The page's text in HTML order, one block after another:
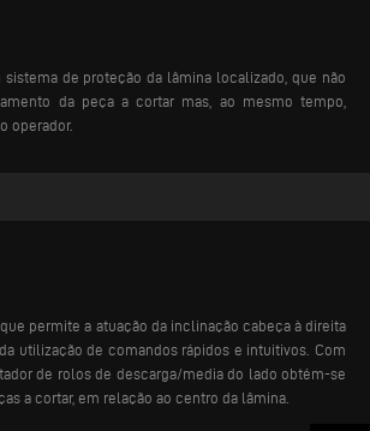
de proteção da lâmina localizado, que não
da peça a cortar mas, ao mesmo tempo,
operador.
permite a atuação da inclinação cabeça à direita
utilização de comandos rápidos e intuitivos. Com
de rolos de descarga/media do lado obtém-se
a cortar, em relação ao centro da lâmina.